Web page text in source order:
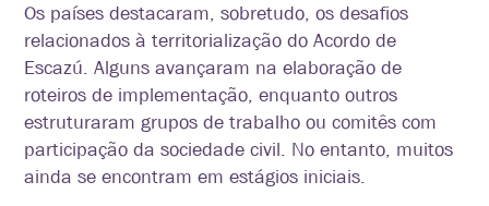
Os países destacaram, sobretudo, os desafios
relacionados à territorialização do Acordo de
Escazú. Alguns avançaram na elaboração de
roteiros de implementação, enquanto outros
estruturaram grupos de trabalho ou comitês com
participação da sociedade civil. No entanto, muitos
ainda se encontram em estágios iniciais.